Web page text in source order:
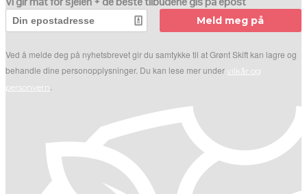
Meld meg på
Ved å melde deg på nyhetsbrevet gir du samtykke til at Grønt Skift kan lagre og
behandle dine personopplysninger. Du kan lese mer under vilkår og
personvern.